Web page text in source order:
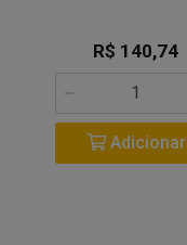
R$ 140,74
Adicionar